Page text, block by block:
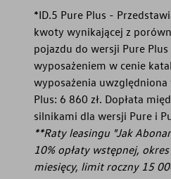
*ID.5 Pure Plus -
kwoty wynikającej z
pojazdu do wersji Pure
wyposażeniem w cenie
wyposażenia
Plus: 6 860 zł. Dopłata
silnikami dla wersji Pure i
**Raty leasingu "Jak
10% opłaty wstępnej,
miesięcy, limit roczny 15